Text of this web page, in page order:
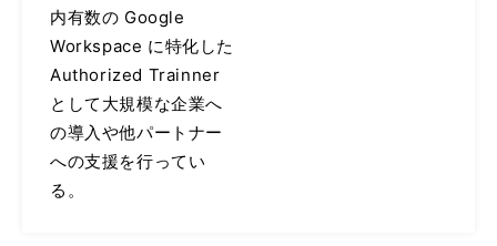
内有数の Google
Workspace に特化した
Authorized Trainner
として大規模な企業へ
の導入や他パートナー
への支援を行ってい
る。